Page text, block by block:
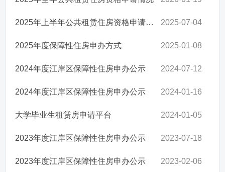
2025年上半年公共租赁住房资格申请情况 2025-07-04
2025年度保障性住房申办方式 2025-01-08
2024年度江岸区保障性住房申办公示 2024-07-12
2024年度江岸区保障性住房申办公示 2024-01-16
大学毕业生租赁房申请平台 2024-01-05
2023年度江岸区保障性住房申办公示 2023-07-18
2023年度江岸区保障性住房申办公示 2023-02-06